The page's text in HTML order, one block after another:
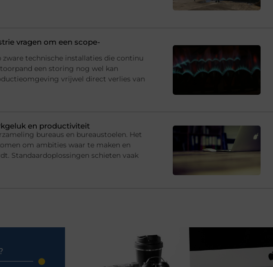
vragen om een scope-
technische installaties die continu
een storing nog wel kan
vrijwel direct verlies van
en productiviteit
bureaus en bureaustoelen. Het
om ambities waar te maken en
Standaardoplossingen schieten vaak